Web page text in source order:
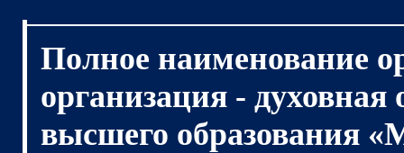
Полное наименование
организация - духовная
высшего образования